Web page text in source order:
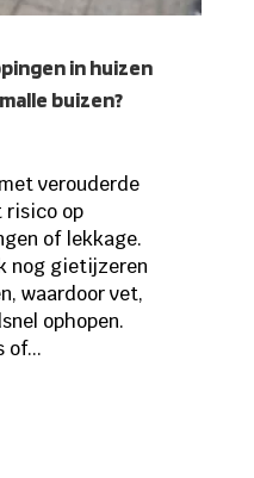
in huizen
buizen?
verouderde
risico op
of lekkage.
nog gietijzeren
waardoor vet,
ophopen.
of...